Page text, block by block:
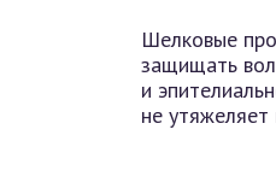
Шелковые
защищать
и
не утяжеляет